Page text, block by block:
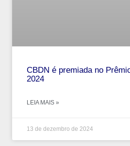
CBDN é premiada no
2024
LEIA MAIS »
13 de dezembro de 2024